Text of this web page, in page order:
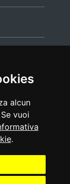
alcun
vuoi
.